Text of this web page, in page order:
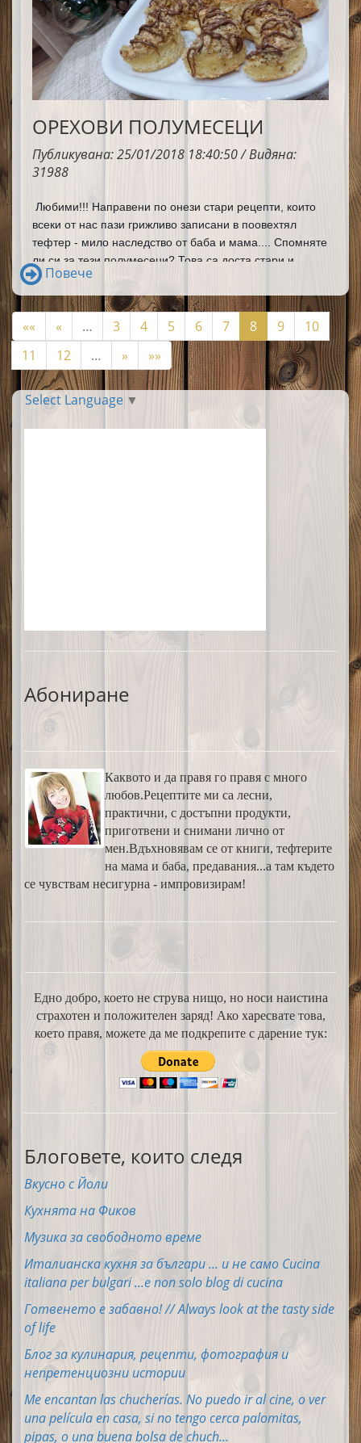
ОРЕХОВИ ПОЛУМЕСЕЦИ
Публикувана: 25/01/2018 18:40:50 / Видяна:
31988
Любими!!! Направени по онези стари рецепти, които
всеки от нас пази грижливо записани в поовехтял
тефтер - мило наследство от баба и мама.... Спомняте
ли си за тези полумесеци? Това са доста стари и
познати домашни сладкиши, които бях позабравила.
Те ме връщат там някъде в детството, когато с малко
продукти и много любов мама правеше домът уютен с
уханието на домашни сладки.
Повече
«« « … 3 4 5 6 7 8 9
10
11
12 … » »»
Select Language ▼
Абониране
Каквото и да правя го правя с много
любов.Рецептите ми са лесни,
практични, с достъпни продукти,
приготвени и снимани лично от
мен.Вдъхновявам се от книги, тефтерите
на мама и баба, предавания...а там където
се чувствам несигурна - импровизирам!
Едно добро, което не струва нищо, но носи наистина
страхотен и положителен заряд! Ако харесвате това,
което правя, можете да ме подкрепите с дарение тук:
Блоговете, които следя
Вкусно с Йоли
Кухнята на Фиков
Музика за свободното време
Италианска кухня за българи ... и не само Cucina
italiana per bulgari ...e non solo blog di cucina
Готвенето е забавно! // Always look at the tasty side
of life
Блог за кулинария, рецепти, фотография и
непретенциозни истории
Me encantan las chucherías. No puedo ir al cine, o ver
una película en casa, si no tengo cerca palomitas,
pipas, o una buena bolsa de chuch...